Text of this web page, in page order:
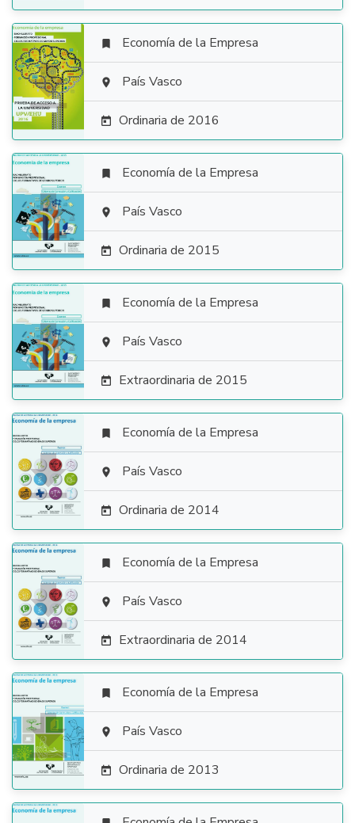

 Economía de la Empresa
 País Vasco
 Ordinaria de 2016

 Economía de la Empresa
 País Vasco
 Ordinaria de 2015

 Economía de la Empresa
 País Vasco
 Extraordinaria de 2015

 Economía de la Empresa
 País Vasco
 Ordinaria de 2014

 Economía de la Empresa
 País Vasco
 Extraordinaria de 2014

 Economía de la Empresa
 País Vasco
 Ordinaria de 2013